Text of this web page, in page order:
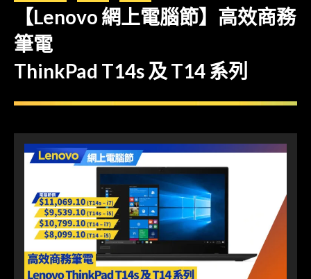
【Lenovo 網上電腦節】高效商務
筆電
ThinkPad T14s 及 T14 系列